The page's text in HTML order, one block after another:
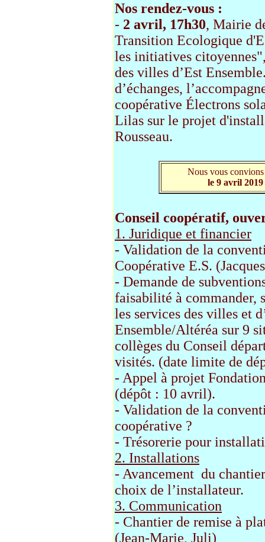
Nos rendez-vous :
- 2 avril, 17h30, Mairie
Transition Ecologique
les initiatives
des villes d’Est
d’échanges,
coopérative Électrons
Lilas sur le projet
Rousseau.
Nous vous
le 9 avril
Conseil coopératif,
1. Juridique et financier
- Validation de la
Coopérative E.S.
- Demande de
faisabilité à commander,
les services des villes et
Ensemble/Altéréa sur 9
collèges du Conseil
visités. (date limite de
- Appel à projet
(dépôt : 10 avril).
- Validation de la
coopérative ?
- Trésorerie pour
2. Installations
- Avancement du
choix de l’installateur.
3. Communication
- Chantier de remise à
(Jean-Marie, Juli)